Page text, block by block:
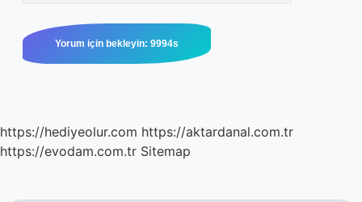
https://hediyeolur.com https://aktardanal.com.tr
https://evodam.com.tr Sitemap